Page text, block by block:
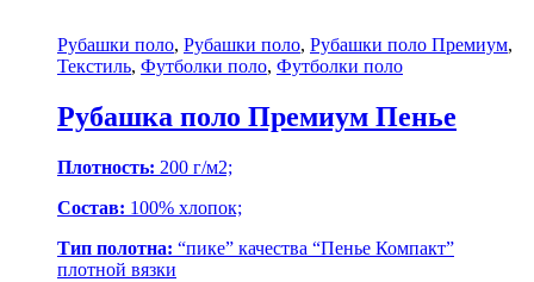
Рубашки поло, Рубашки поло, Рубашки поло Премиум,
Текстиль, Футболки поло, Футболки поло
Рубашка поло Премиум Пенье
Плотность: 200 г/м2;
Состав: 100% хлопок;
Тип полотна: “пике” качества “Пенье Компакт”
плотной вязки